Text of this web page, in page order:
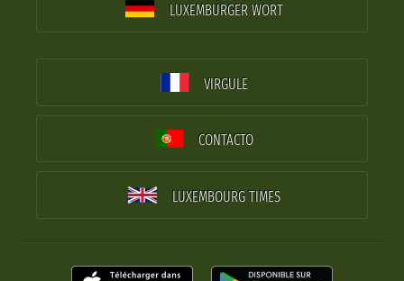
LUXEMBURGER WORT
VIRGULE
CONTACTO
LUXEMBOURG TIMES